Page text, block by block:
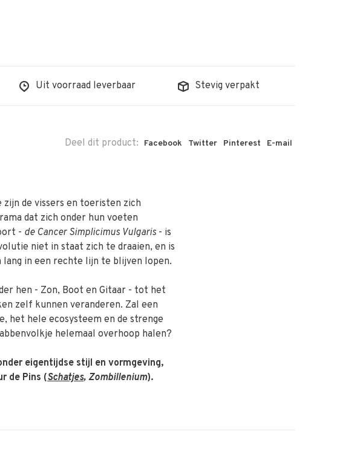
Uit voorraad leverbaar Stevig verpakt
Deel dit product: Facebook Twitter Pinterest E-mail
zijn de vissers en toeristen zich
dat zich onder hun voeten
- de Cancer Simplicimus Vulgaris- is
niet in staat zich te draaien, en is
lang in een rechte lijn te blijven lopen.
hen - Zon, Boot en Gitaar - tot het
zelf kunnen veranderen. Zal een
het hele ecosysteem en de strenge
helemaal overhoop halen?
eigentijdse stijl en vormgeving,
de Pins (Schatjes, Zombillenium).